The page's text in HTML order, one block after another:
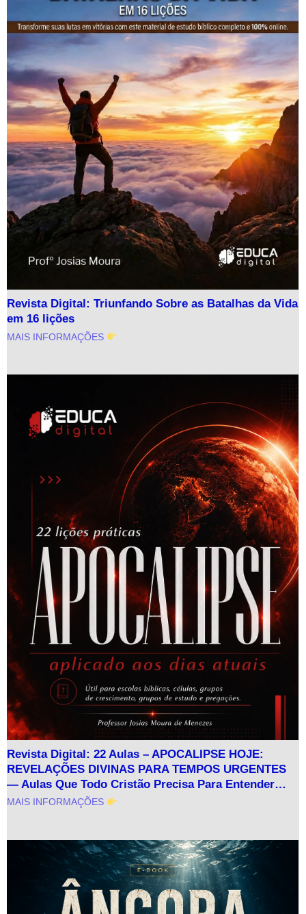
Revista Digital: Triunfando Sobre as Batalhas da Vida
em 16 lições
MAIS INFORMAÇÕES
Revista Digital: 22 Aulas – APOCALIPSE HOJE:
REVELAÇÕES DIVINAS PARA TEMPOS URGENTES
— Aulas Que Todo Cristão Precisa Para Entender…
MAIS INFORMAÇÕES